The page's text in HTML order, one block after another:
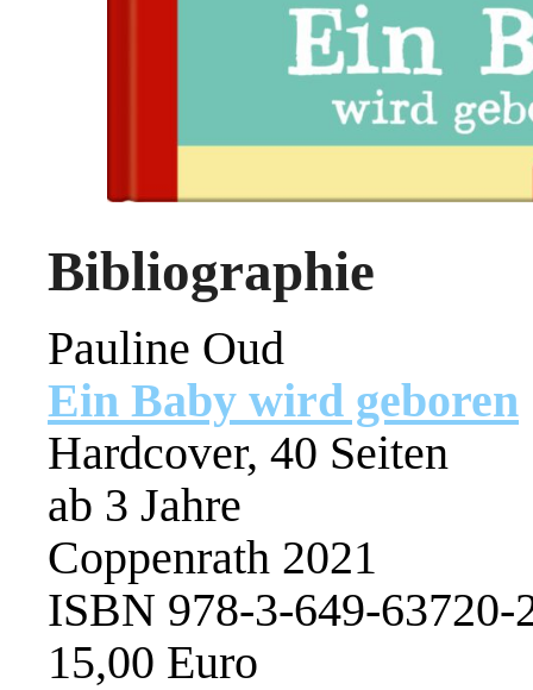
Bibliographie
Pauline Oud
Ein Baby wird geboren
Hardcover, 40 Seiten
ab 3 Jahre
Coppenrath 2021
ISBN 978-3-649-63720-
15,00 Euro